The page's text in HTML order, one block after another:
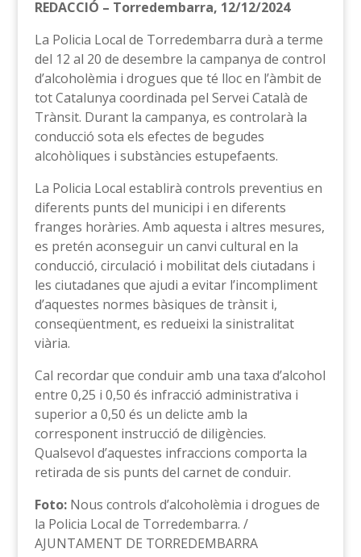
REDACCIÓ – Torredembarra, 12/12/2024
La Policia Local de Torredembarra durà a terme
del 12 al 20 de desembre la campanya de control
d’alcoholèmia i drogues que té lloc en l’àmbit de
tot Catalunya coordinada pel Servei Català de
Trànsit. Durant la campanya, es controlarà la
conducció sota els efectes de begudes
alcohòliques i substàncies estupefaents.
La Policia Local establirà controls preventius en
diferents punts del municipi i en diferents
franges horàries. Amb aquesta i altres mesures,
es pretén aconseguir un canvi cultural en la
conducció, circulació i mobilitat dels ciutadans i
les ciutadanes que ajudi a evitar l’incompliment
d’aquestes normes bàsiques de trànsit i,
conseqüentment, es redueixi la sinistralitat
viària.
Cal recordar que conduir amb una taxa d’alcohol
entre 0,25 i 0,50 és infracció administrativa i
superior a 0,50 és un delicte amb la
corresponent instrucció de diligències.
Qualsevol d’aquestes infraccions comporta la
retirada de sis punts del carnet de conduir.
Foto:Nous controls d’alcoholèmia i drogues de
la Policia Local de Torredembarra. /
AJUNTAMENT DE TORREDEMBARRA